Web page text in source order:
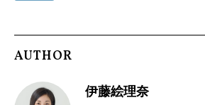
AUTHOR
伊藤絵理奈